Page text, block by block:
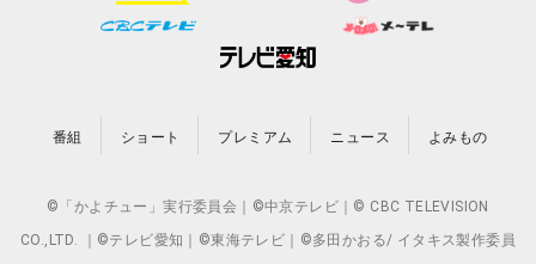
番組 ショート プレミアム ニュース よみもの
©「かよチュー」実行委員会｜©中京テレビ｜© CBC TELEVISION
CO.,LTD. ｜©テレビ愛知｜©東海テレビ｜©多田かおる/ イタキス製作委員